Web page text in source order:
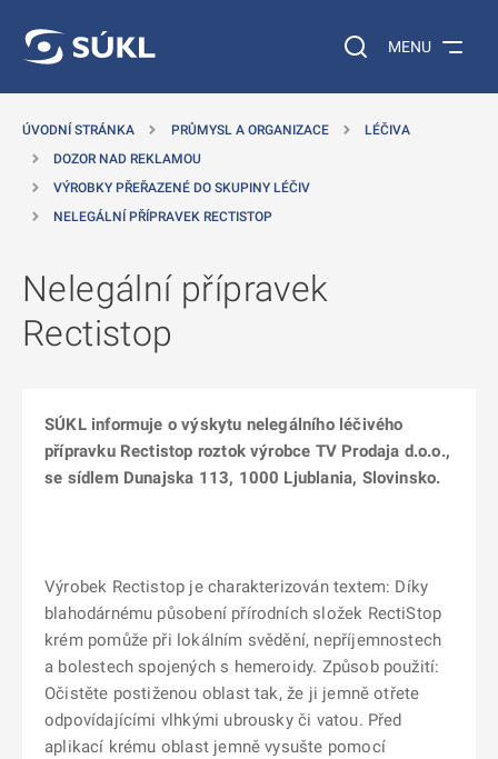
Vyhledávání na
MENU
ÚVODNÍ STRÁNKA PRŮMYSL A ORGANIZACE
LÉČIVA
DOZOR NAD REKLAMOU
VÝROBKY PŘEŘAZENÉ DO SKUPINY LÉČIV
NELEGÁLNÍ PŘÍPRAVEK RECTISTOP
Nelegální přípravek
Rectistop
SÚKL informuje o výskytu nelegálního léčivého
přípravku Rectistop roztok výrobce TV Prodaja d.o.o.,
se sídlem Dunajska 113, 1000 Ljublania, Slovinsko.
Výrobek Rectistop je charakterizován textem: Díky
blahodárnému působení přírodních složek RectiStop
krém pomůže při lokálním svědění, nepříjemnostech
a bolestech spojených s hemeroidy. Způsob použití:
Očistěte postiženou oblast tak, že ji jemně otřete
odpovídajícími vlhkými ubrousky či vatou. Před
aplikací krému oblast jemně vysušte pomocí